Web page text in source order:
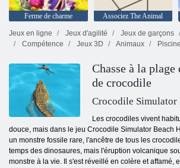
Ferme de charme Associez The Animal
Jeux en ligne
Jeux d'agilité Jeux de garçons
Compétence
Jeux 3D Animaux Piscine
Chasse à la
de crocodile
Crocodile Simulator
Les crocodiles vivent
douce, mais dans le jeu Crocodile Simulator Beach
un monstre fossile rare, l'ancêtre de tous les
temps des dinosaures, mais l'éruption volcanique
monstre à la vie. Il s'est réveillé en colère et affamé,